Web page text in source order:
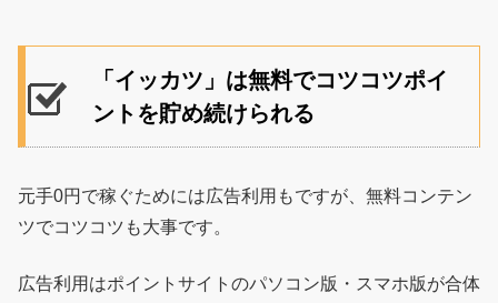
「イッカツ」は無料でコツコツポイ
ントを貯め続けられる
元手0円で稼ぐためには広告利用もですが、無料コンテン
ツでコツコツも大事です。
広告利用はポイントサイトのパソコン版・スマホ版が合体